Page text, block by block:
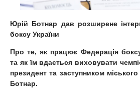
Юрій Ботнар дав розширене
боксу України
Про те, як працює Федерація
та як їм вдається виховувати
президент та заступником
Ботнар.